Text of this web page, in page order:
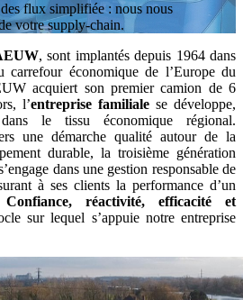
flux simplifiée : nous nous
votre supply-chain.
, sont implantés depuis 1964 dans
carrefour économique de l’Europe du
acquiert son premier camion de 6
l’entreprise familiale se développe,
le tissu économique régional.
une démarche qualité autour de la
durable, la troisième génération
dans une gestion responsable de
à ses clients la performance d’un
Confiance, réactivité, efficacité et
sur lequel s’appuie notre entreprise